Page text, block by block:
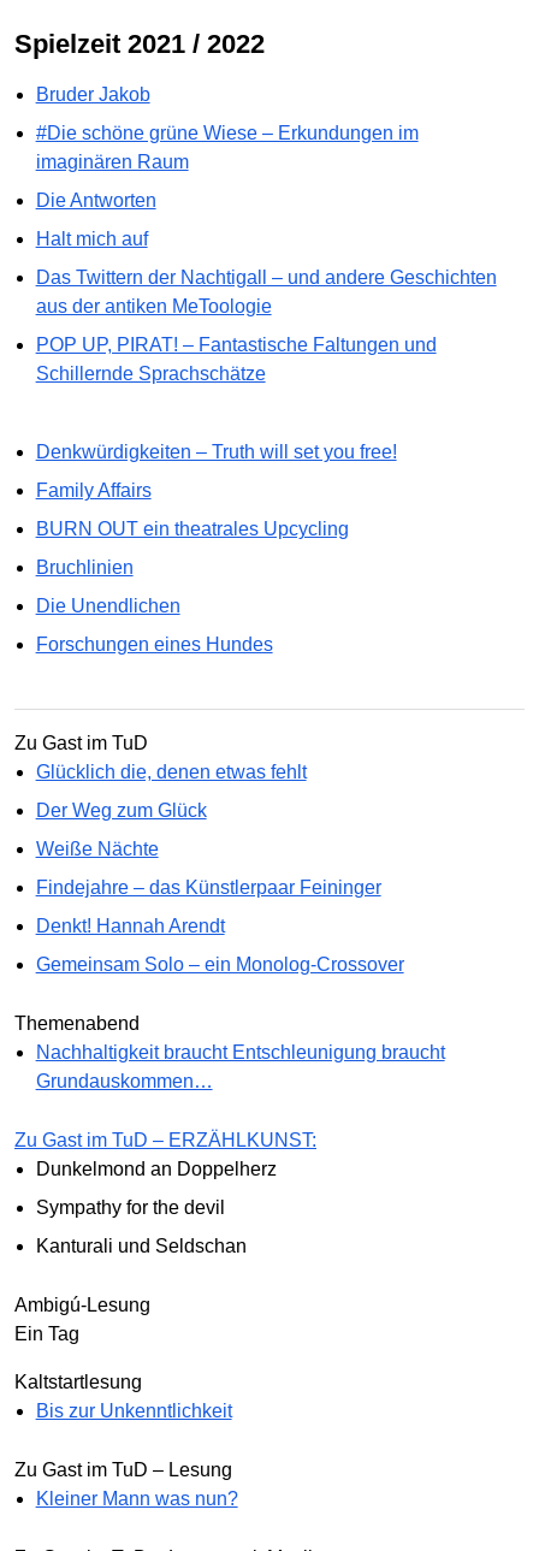
Spielzeit 2021 / 2022
Bruder Jakob
#Die schöne grüne Wiese – Erkundungen im
imaginären Raum
Die Antworten
Halt mich auf
Das Twittern der Nachtigall – und andere Geschichten
aus der antiken MeToologie
POP UP, PIRAT! – Fantastische Faltungen und
Schillernde Sprachschätze
Denkwürdigkeiten – Truth will set you free!
Family Affairs
BURN OUT ein theatrales Upcycling
Bruchlinien
Die Unendlichen
Forschungen eines Hundes
Zu Gast im TuD
Glücklich die, denen etwas fehlt
Der Weg zum Glück
Weiße Nächte
Findejahre – das Künstlerpaar Feininger
Denkt! Hannah Arendt
Gemeinsam Solo – ein Monolog-Crossover
Themenabend
Nachhaltigkeit braucht Entschleunigung braucht
Grundauskommen…
Zu Gast im TuD – ERZÄHLKUNST:
Dunkelmond an Doppelherz
Sympathy for the devil
Kanturali und Seldschan
Ambigú-Lesung
Ein Tag
Kaltstartlesung
Bis zur Unkenntlichkeit
Zu Gast im TuD – Lesung
Kleiner Mann was nun?